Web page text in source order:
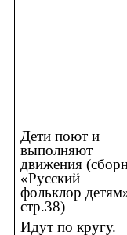
Дети поют и
выполняют
движения
«Русский
фольклор
стр.38)
Идут по кругу.